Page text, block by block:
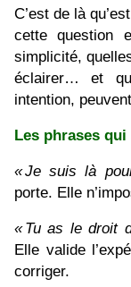
C’est de là
cette question
simplicité,
éclairer… et
intention,
Les phrases qui
« Je suis là
porte. Elle
« Tu as le droit
Elle valide
corriger.